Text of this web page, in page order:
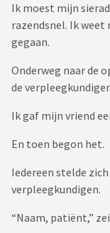
Ik moest mijn
razendsnel. Ik
gegaan.
Onderweg naar de
de
Ik gaf mijn vriend
En toen begon het.
Iedereen stelde
verpleegkundigen.
“Naam, patiënt,”